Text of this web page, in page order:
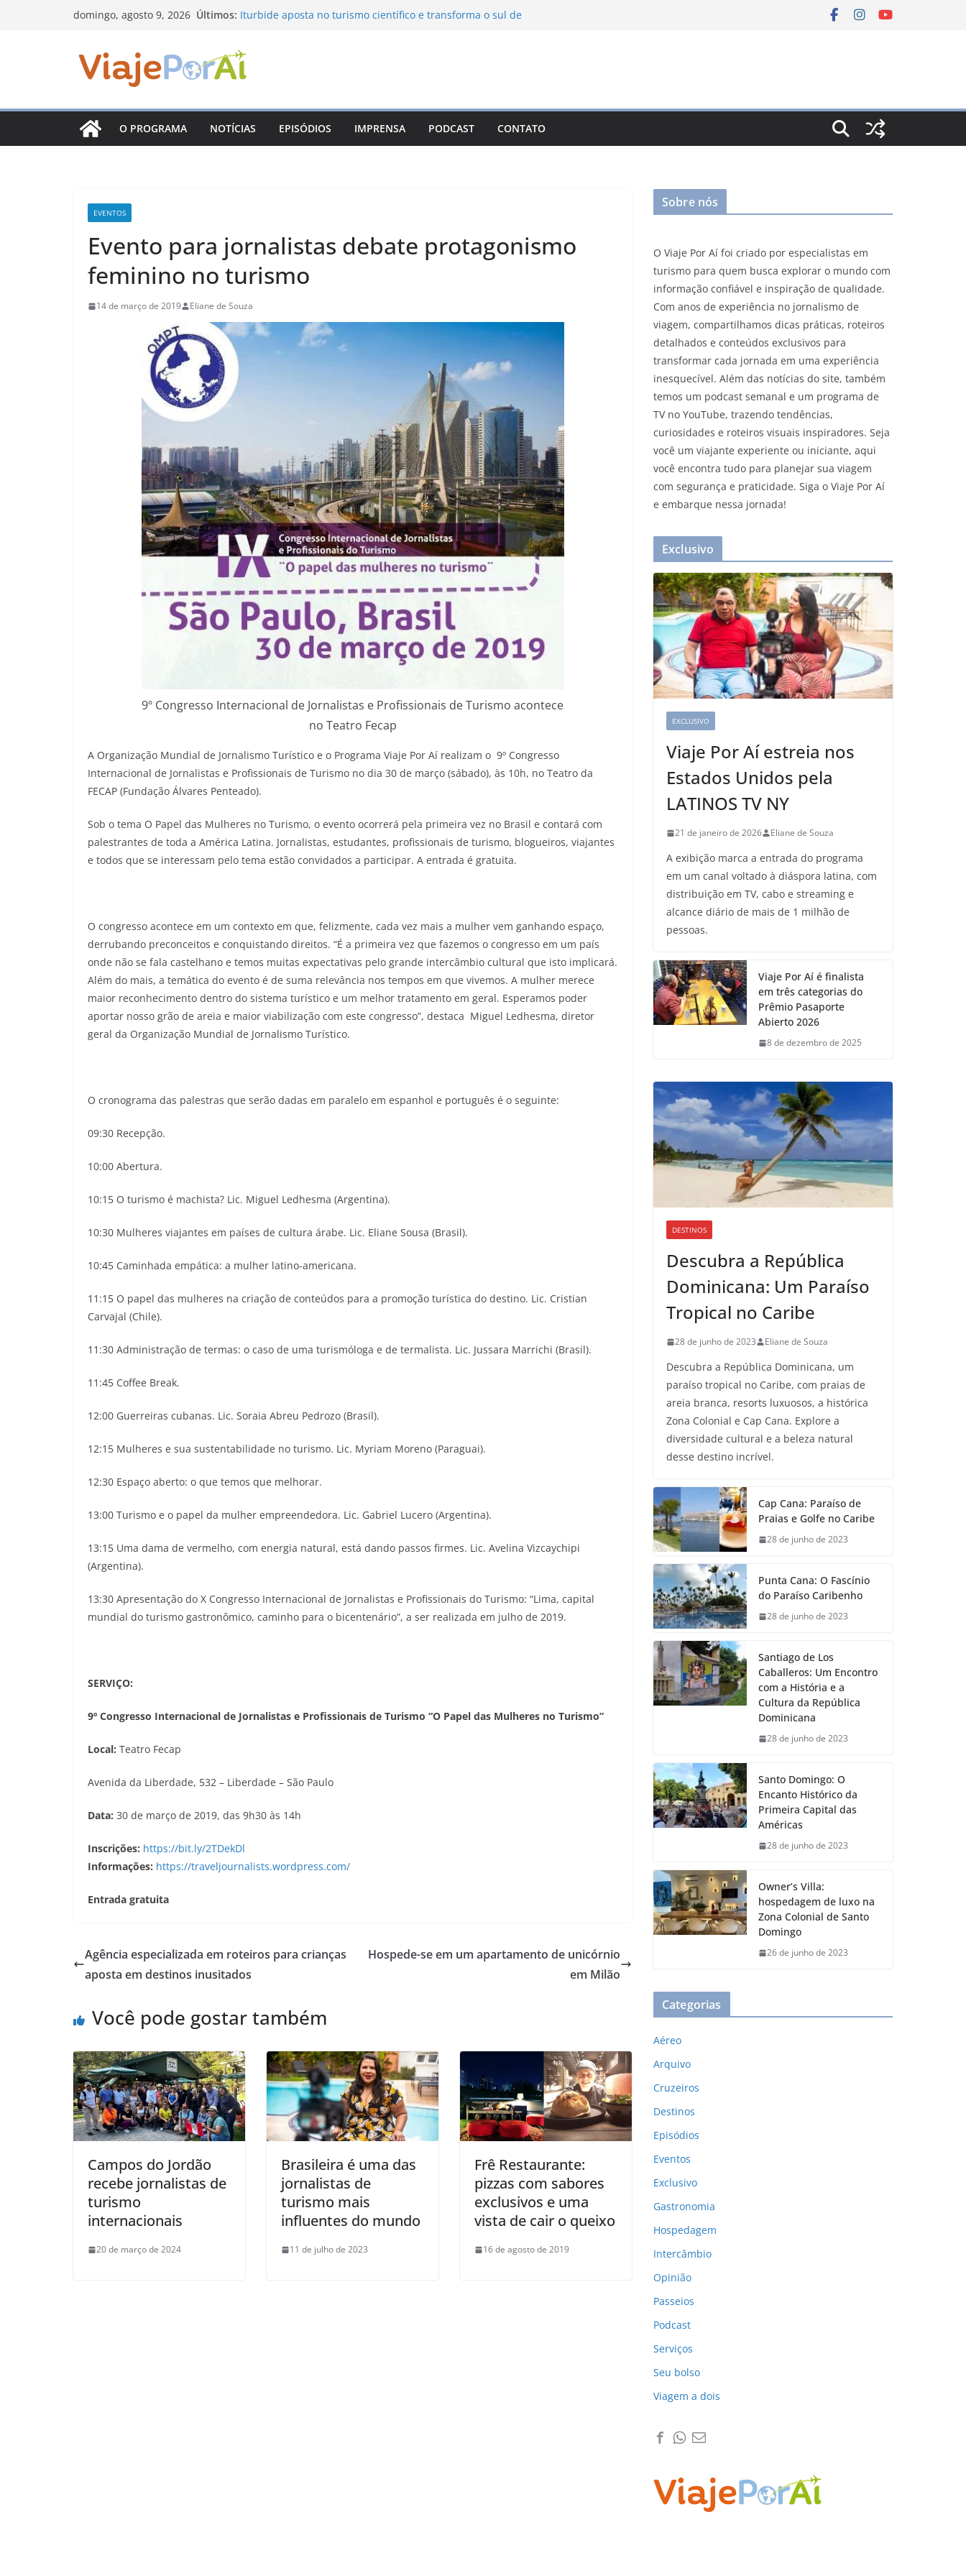
domingo, agosto 9, 2026 Últimos: Iturbide aposta no turismo científico e transforma o sul de
viagem pelos sabores das serras brasileiras
Prêmio Consciência Ambiental Immensità bate recorde de
tradição junina em Campos do Jordão
Santiago, em Nuevo León: o Pueblo Mágico com ruas
coloniais, mirantes e turismo à beira da represa
O PROGRAMA NOTÍCIAS EPISÓDIOS IMPRENSA PODCAST CONTATO
EVENTOS
Evento para jornalistas debate protagonismo
feminino no turismo
14 de março de 2019 Eliane de Souza
9º Congresso Internacional de Jornalistas e Profissionais de Turismo acontece
no Teatro Fecap
A Organização Mundial de Jornalismo Turístico e o Programa Viaje Por Aí realizam o 9º Congresso
Internacional de Jornalistas e Profissionais de Turismo no dia 30 de março (sábado), às 10h, no Teatro da
FECAP (Fundação Álvares Penteado).
Sob o tema O Papel das Mulheres no Turismo, o evento ocorrerá pela primeira vez no Brasil e contará com
palestrantes de toda a América Latina. Jornalistas, estudantes, profissionais de turismo, blogueiros, viajantes
e todos que se interessam pelo tema estão convidados a participar. A entrada é gratuita.
O congresso acontece em um contexto em que, felizmente, cada vez mais a mulher vem ganhando espaço,
derrubando preconceitos e conquistando direitos. “É a primeira vez que fazemos o congresso em um país
onde não se fala castelhano e temos muitas expectativas pelo grande intercâmbio cultural que isto implicará.
Além do mais, a temática do evento é de suma relevância nos tempos em que vivemos. A mulher merece
maior reconhecimento dentro do sistema turístico e um melhor tratamento em geral. Esperamos poder
aportar nosso grão de areia e maior viabilização com este congresso”, destaca Miguel Ledhesma, diretor
geral da Organização Mundial de Jornalismo Turístico.
O cronograma das palestras que serão dadas em paralelo em espanhol e português é o seguinte:
09:30 Recepção.
10:00 Abertura.
10:15 O turismo é machista? Lic. Miguel Ledhesma (Argentina).
10:30 Mulheres viajantes em países de cultura árabe. Lic. Eliane Sousa (Brasil).
10:45 Caminhada empática: a mulher latino-americana.
11:15 O papel das mulheres na criação de conteúdos para a promoção turística do destino. Lic. Cristian
Carvajal (Chile).
11:30 Administração de termas: o caso de uma turismóloga e de termalista. Lic. Jussara Marrichi (Brasil).
11:45 Coffee Break.
12:00 Guerreiras cubanas. Lic. Soraia Abreu Pedrozo (Brasil).
12:15 Mulheres e sua sustentabilidade no turismo. Lic. Myriam Moreno (Paraguai).
12:30 Espaço aberto: o que temos que melhorar.
13:00 Turismo e o papel da mulher empreendedora. Lic. Gabriel Lucero (Argentina).
13:15 Uma dama de vermelho, com energia natural, está dando passos firmes. Lic. Avelina Vizcaychipi
(Argentina).
13:30 Apresentação do X Congresso Internacional de Jornalistas e Profissionais do Turismo: “Lima, capital
mundial do turismo gastronômico, caminho para o bicentenário”, a ser realizada em julho de 2019.
SERVIÇO:
9º Congresso Internacional de Jornalistas e Profissionais de Turismo “O Papel das Mulheres no Turismo”
Local: Teatro Fecap
Avenida da Liberdade, 532 – Liberdade – São Paulo
Data: 30 de março de 2019, das 9h30 às 14h
Inscrições: https://bit.ly/2TDekDl
Informações: https://traveljournalists.wordpress.com/
Entrada gratuita
Agência especializada em roteiros para crianças
aposta em destinos inusitados
Hospede-se em um apartamento de unicórnio
em Milão
Você pode gostar também
Campos do Jordão
recebe jornalistas de
turismo
internacionais
20 de março de 2024
Brasileira é uma das
jornalistas de
turismo mais
influentes do mundo
11 de julho de 2023
Frê Restaurante:
pizzas com sabores
exclusivos e uma
vista de cair o queixo
16 de agosto de 2019
Sobre nós
O Viaje Por Aí foi criado por especialistas em
turismo para quem busca explorar o mundo com
informação confiável e inspiração de qualidade.
Com anos de experiência no jornalismo de
viagem, compartilhamos dicas práticas, roteiros
detalhados e conteúdos exclusivos para
transformar cada jornada em uma experiência
inesquecível. Além das notícias do site, também
temos um podcast semanal e um programa de
TV no YouTube, trazendo tendências,
curiosidades e roteiros visuais inspiradores. Seja
você um viajante experiente ou iniciante, aqui
você encontra tudo para planejar sua viagem
com segurança e praticidade. Siga o Viaje Por Aí
e embarque nessa jornada!
Exclusivo
EXCLUSIVO
Viaje Por Aí estreia nos
Estados Unidos pela
LATINOS TV NY
21 de janeiro de 2026 Eliane de Souza
A exibição marca a entrada do programa
em um canal voltado à diáspora latina, com
distribuição em TV, cabo e streaming e
alcance diário de mais de 1 milhão de
pessoas.
Viaje Por Aí é finalista
em três categorias do
Prêmio Pasaporte
Abierto 2026
8 de dezembro de 2025
DESTINOS
Descubra a República
Dominicana: Um Paraíso
Tropical no Caribe
28 de junho de 2023 Eliane de Souza
Descubra a República Dominicana, um
paraíso tropical no Caribe, com praias de
areia branca, resorts luxuosos, a histórica
Zona Colonial e Cap Cana. Explore a
diversidade cultural e a beleza natural
desse destino incrível.
Cap Cana: Paraíso de
Praias e Golfe no Caribe
28 de junho de 2023
Punta Cana: O Fascínio
do Paraíso Caribenho
28 de junho de 2023
Santiago de Los
Caballeros: Um Encontro
com a História e a
Cultura da República
Dominicana
28 de junho de 2023
Santo Domingo: O
Encanto Histórico da
Primeira Capital das
Américas
28 de junho de 2023
Owner’s Villa:
hospedagem de luxo na
Zona Colonial de Santo
Domingo
26 de junho de 2023
Categorias
Aéreo
Arquivo
Cruzeiros
Destinos
Episódios
Eventos
Exclusivo
Gastronomia
Hospedagem
Intercâmbio
Opinião
Passeios
Podcast
Serviços
Seu bolso
Viagem a dois